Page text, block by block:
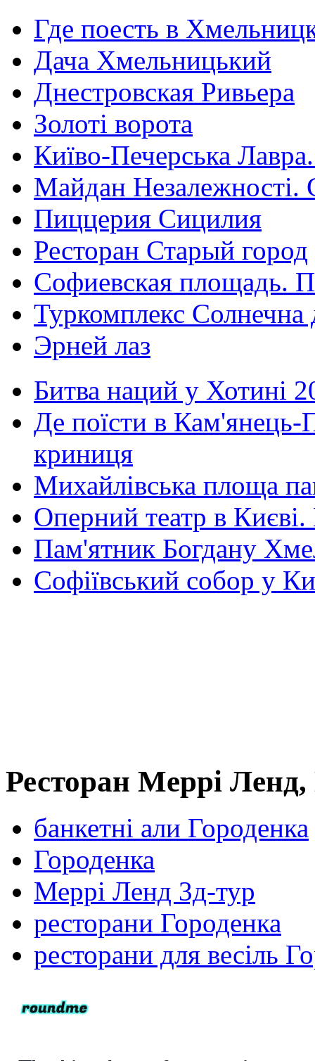
Где поесть в
Дача Хмельницький
Днестровская Ривьера
Золоті ворота
Київо-Печерська
Майдан Незалежності.
Пиццерия Сицилия
Ресторан Старый город
Софиевская площадь.
Туркомплекс Солнечна
Эрней лаз
Битва наций у Хотині
Де поїсти в Кам'янець-
криниця
Михайлівська площа
Оперний театр в
Пам'ятник Богдану
Софіївський собор у
Ресторан Meррі
банкетні али Городенка
Городенка
Меррі Ленд 3д-тур
ресторани Городенка
ресторани для весіль